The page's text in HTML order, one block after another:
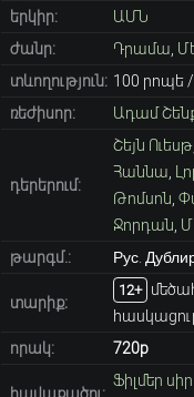
երկիր:
ԱՄՆ
ժանր:
Դրամա
տևողություն: 100 րոպե /
ռեժիսոր:
Ադամ
դերերում:
Շեյն Ուեսթ,
Հաննա
Թոմսոն
Ջորդան
թարգմ.:
Рус.
տարիք։
12+
որակ:
720p
հավաքածու:
Ֆիլմեր